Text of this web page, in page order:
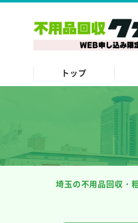
トップ
埼玉の不用品回収・